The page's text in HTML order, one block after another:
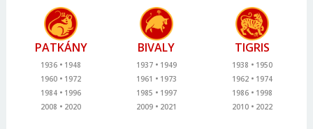
PATKÁNY
1936
1948
1960
1972
1984
1996
2008
2020
BIVALY
1937
1949
1961
1973
1985
1997
2009
2021
TIGRIS
1938
1950
1962
1974
1986
1998
2010
2022